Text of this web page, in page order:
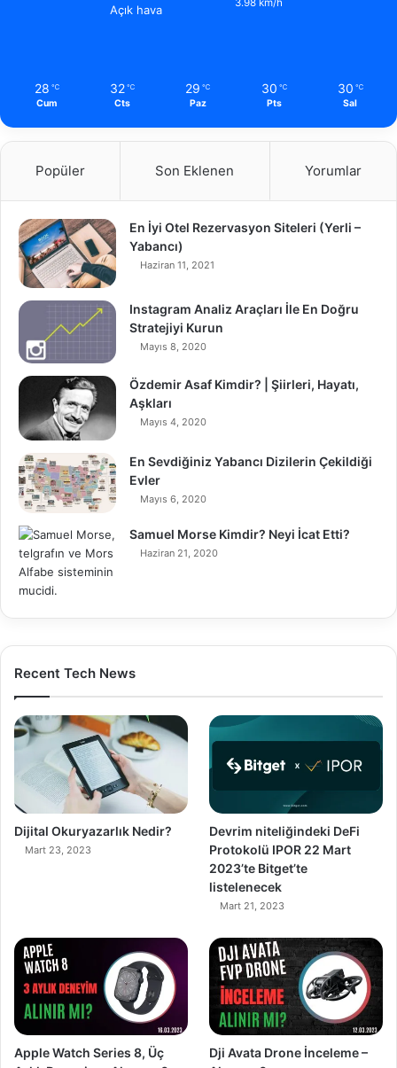
Açık hava
3.98 km/h
28 ℃
Cum
32 ℃
Cts
29 ℃
Paz
30 ℃
Pts
30 ℃
Sal
Popüler Son Eklenen Yorumlar
En İyi Otel Rezervasyon Siteleri (Yerli –
Yabancı)
Haziran 11, 2021
Instagram Analiz Araçları İle En Doğru
Stratejiyi Kurun
Mayıs 8, 2020
Özdemir Asaf Kimdir? | Şiirleri, Hayatı,
Aşkları
Mayıs 4, 2020
En Sevdiğiniz Yabancı Dizilerin Çekildiği
Evler
Mayıs 6, 2020
Samuel Morse Kimdir? Neyi İcat Etti?
Haziran 21, 2020
Recent Tech News
Dijital Okuryazarlık Nedir?
Mart 23, 2023
Devrim niteliğindeki DeFi
Protokolü IPOR 22 Mart
2023’te Bitget’te
listelenecek
Mart 21, 2023
Apple Watch Series 8, Üç
89%
Dji Avata Drone İnceleme –